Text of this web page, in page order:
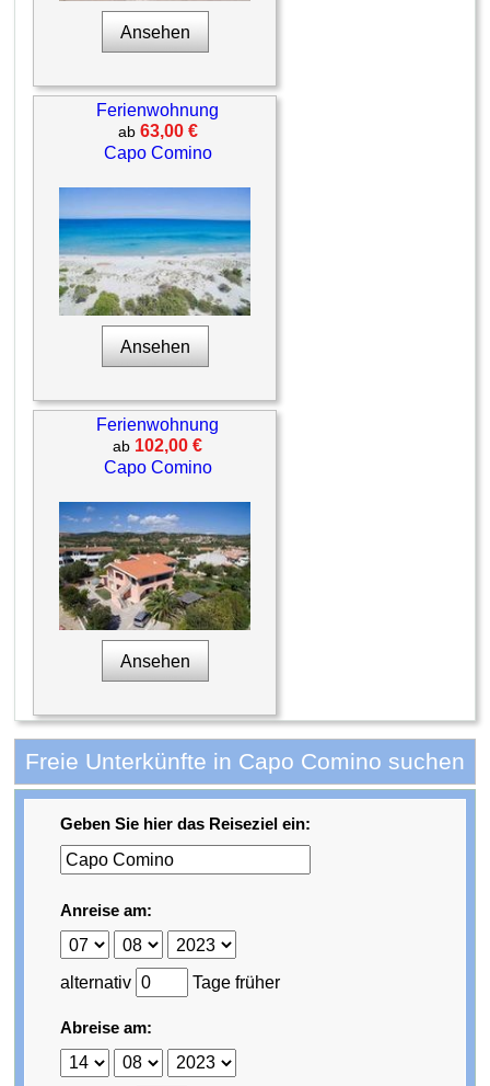
Ansehen
Ferienwohnung
ab 63,00 €
Capo Comino
Ansehen
Ferienwohnung
ab 102,00 €
Capo Comino
Ansehen
Freie Unterkünfte in Capo Comino suchen
Geben Sie hier das Reiseziel ein:
Anreise am:
alternativ Tage früher
Abreise am: